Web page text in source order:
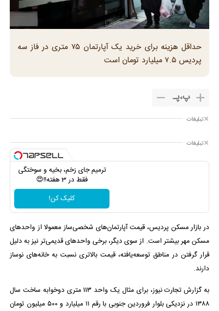
حداقل هزینه برای خرید یک آپارتمان ۷۵ متری در فاز سه
پردیس ۷.۵ میلیارد تومان است
پ،پـ
تبلیغات
تبلیغات
ترمیم جای زخم، بخیه و سوختگی
فقط در 3 هفته!!😍
کلیک کن!
در بازار مسکن پردیس، قیمت آپارتمان‌های شخصی‌ساز معمولا از واحدهای
مسکن مهر بیشتر است. از سوی دیگر، برخی واحدهای قدیمی‌تر نیز به دلیل
قرار گرفتن در مناطق توسعه‌یافته، قیمت بالاتری نسبت به خانه‌های نوساز
دارند.
به گزارش تجارت نیوز، برای مثال یک واحد ۱۱۳ متری دوخوابه ساخت سال
۱۳۸۸ در نزدیکی بلوار فروردین جنوبی با رقم ۱۱ میلیارد و ۵۰۰ میلیون تومان